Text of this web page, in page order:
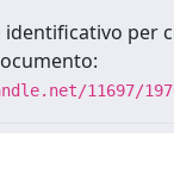
identificativo per
11697/